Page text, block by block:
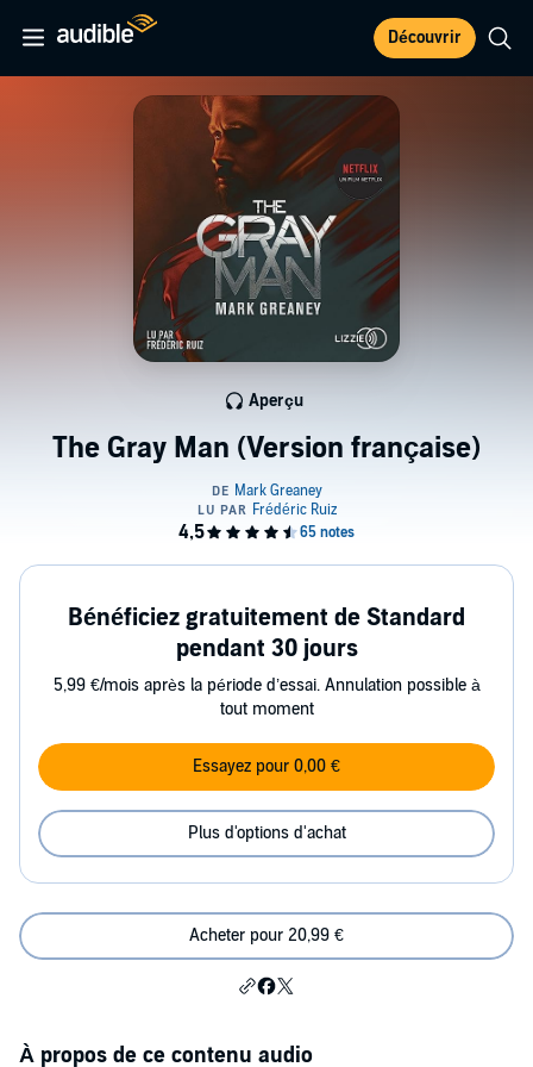
Découvrir
The Gray Man (Version française)
Aperçu
Bénéficiez gratuitement de Standard
pendant 30 jours
5,99 €/mois après la période d’essai. Annulation possible à
tout moment
Essayez pour 0,00 €
Plus d'options d'achat
Acheter pour 20,99 €
À propos de ce contenu audio